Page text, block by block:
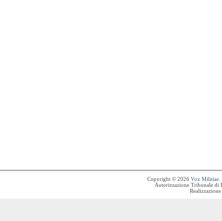
Copyright © 2026 Vox Militiae
Autorizzazione Tribunale di